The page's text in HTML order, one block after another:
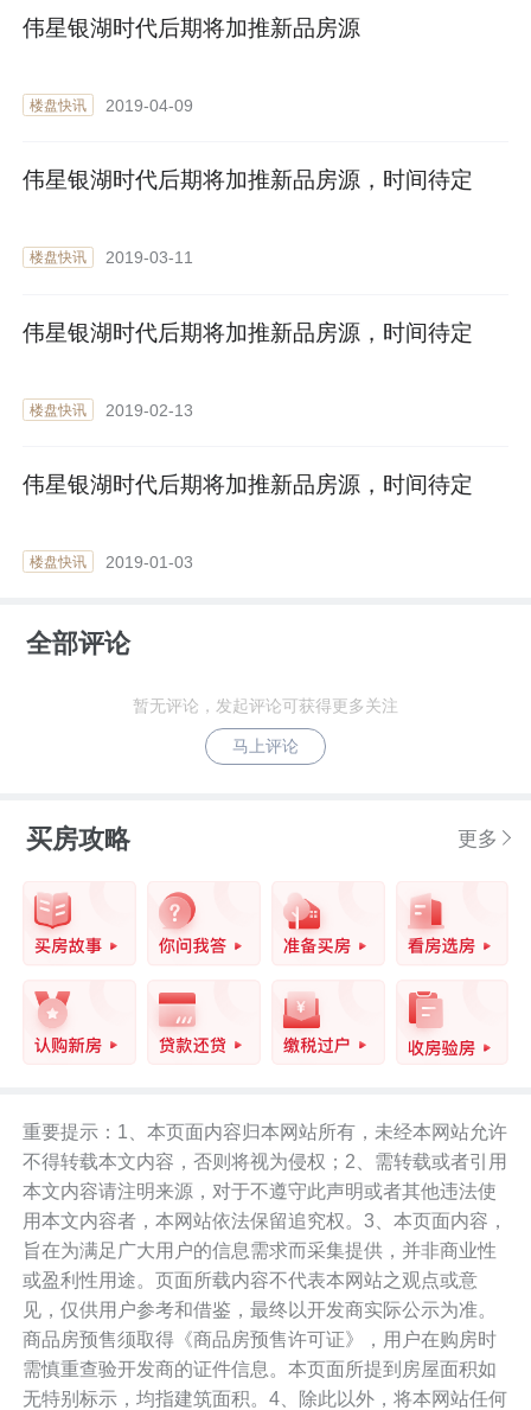
伟星银湖时代后期将加推新品房源
楼盘快讯 2019-04-09
伟星银湖时代后期将加推新品房源，时间待定
楼盘快讯 2019-03-11
伟星银湖时代后期将加推新品房源，时间待定
楼盘快讯 2019-02-13
伟星银湖时代后期将加推新品房源，时间待定
楼盘快讯 2019-01-03
全部评论
暂无评论，发起评论可获得更多关注
马上评论
买房攻略 更多
重要提示：1、本页面内容归本网站所有，未经本网站允许
不得转载本文内容，否则将视为侵权；2、需转载或者引用
本文内容请注明来源，对于不遵守此声明或者其他违法使
用本文内容者，本网站依法保留追究权。3、本页面内容，
旨在为满足广大用户的信息需求而采集提供，并非商业性
或盈利性用途。页面所载内容不代表本网站之观点或意
见，仅供用户参考和借鉴，最终以开发商实际公示为准。
商品房预售须取得《商品房预售许可证》，用户在购房时
需慎重查验开发商的证件信息。本页面所提到房屋面积如
无特别标示，均指建筑面积。4、除此以外，将本网站任何